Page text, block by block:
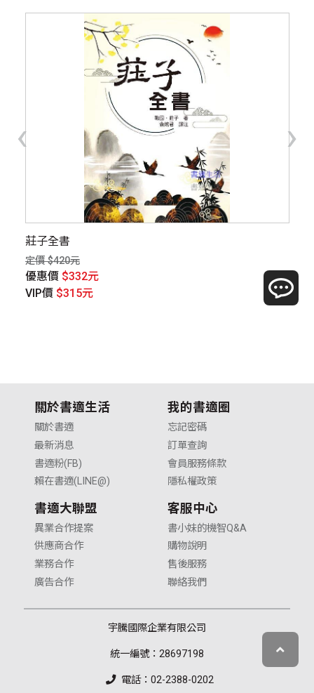
莊子全書
定價 $420元
優惠價 $332元
VIP價 $315元
‹ ›
關於書適生活
關於書適
最新消息
書適粉(FB)
賴在書適(LINE@)
我的書適圈
忘記密碼
訂單查詢
會員服務條款
隱私權政策
書適大聯盟
異業合作提案
供應商合作
業務合作
廣告合作
客服中心
書小妹的機智Q&A
購物說明
售後服務
聯絡我們
宇騰國際企業有限公司
統一編號：28697198
電話：02-2388-0202